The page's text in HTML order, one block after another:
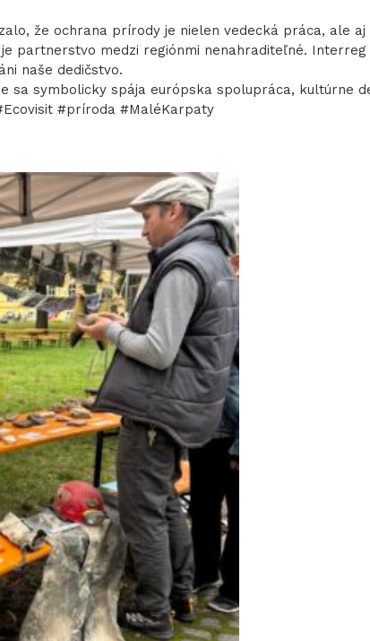
že ochrana prírody je nielen vedecká práca, ale
partnerstvo medzi regiónmi nenahraditeľné.
naše dedičstvo.
sa symbolicky spája európska spolupráca, kultúrne
#príroda #MaléKarpaty